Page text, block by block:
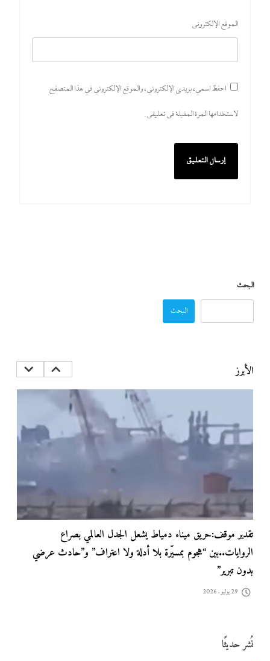
الموقع الإلكتروني
احفظ اسمي، بريدي الإلكتروني، والموقع الإلكتروني في هذا المتصفح
لاستخدامها المرة المقبلة في تعليقي.
البحث
البحث
الأبرز
الحكومة المصرية؟
تقدير موقف:حريق ميناء دمياط يشعل الجدل العالمي بصراع
الروايات..بين “هجوم بمسيّرة بلا أدلة ولا اعتراف” و”حادث عرضي
بدون تبرير”
29 يوليو، 2026
نُشر حديثًا